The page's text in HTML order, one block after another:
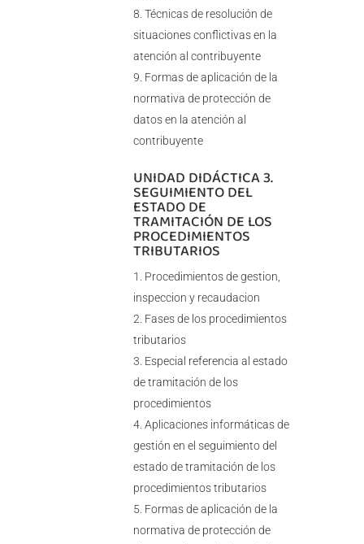
Técnicas de resolución de
situaciones conflictivas en la
atención al contribuyente
Formas de aplicación de la
normativa de protección de
datos en la atención al
contribuyente
UNIDAD DIDÁCTICA 3.
SEGUIMIENTO DEL
ESTADO DE
TRAMITACIÓN DE LOS
PROCEDIMIENTOS
TRIBUTARIOS
Procedimientos de gestion,
inspeccion y recaudacion
Fases de los procedimientos
tributarios
Especial referencia al estado
de tramitación de los
procedimientos
Aplicaciones informáticas de
gestión en el seguimiento del
estado de tramitación de los
procedimientos tributarios
Formas de aplicación de la
normativa de protección de